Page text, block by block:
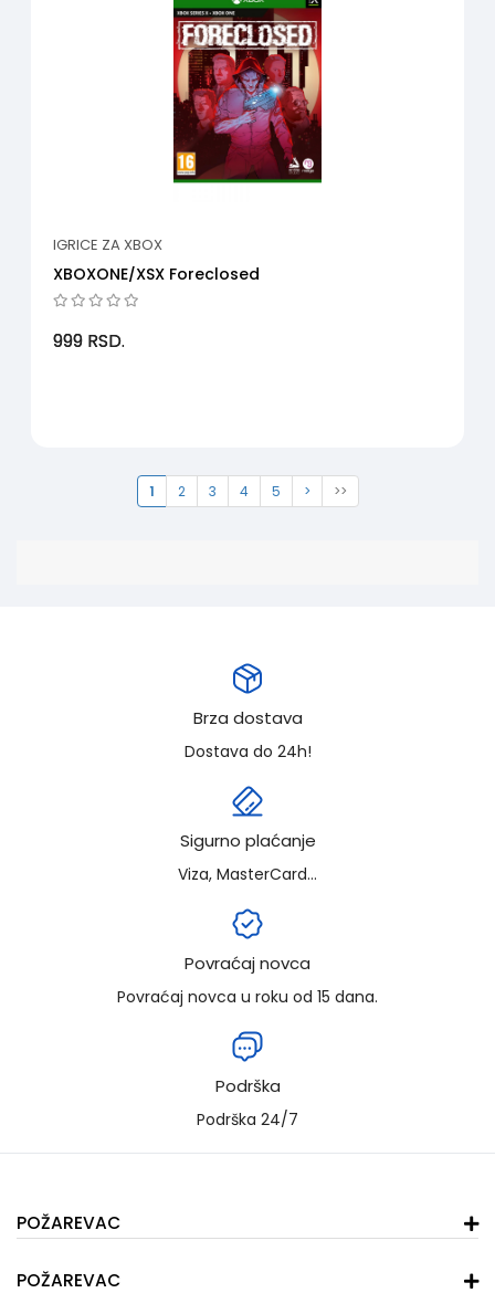
IGRICE ZA XBOX
XBOXONE/XSX Foreclosed
999 RSD.
1 2 3 4 5 > >>
Brza dostava
Dostava do 24h!
Sigurno plaćanje
Viza, MasterCard...
Povraćaj novca
Povraćaj novca u roku od 15 dana.
Podrška
Podrška 24/7
POŽAREVAC
POŽAREVAC